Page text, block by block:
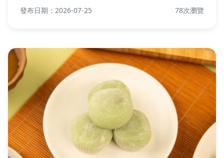
南，幫助你享受地道的台灣早晨美味。
發布日期：2026-07-25 78次瀏覽